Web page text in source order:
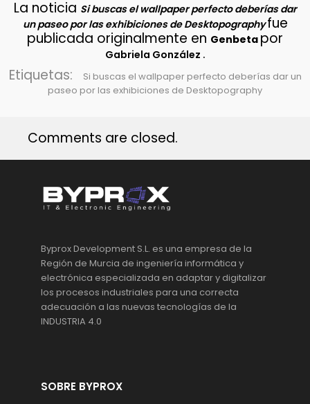
La noticia Si buscas el wallpaper perfecto deberías dar
un paseo por las exhibiciones de Desktopographyfue
publicada originalmente en Genbeta por
Gabriela González .
Etiquetas:
Si buscas el wallpaper perfecto deberías dar un
paseo por las exhibiciones de Desktopography
Comments are closed.
Byprox Development S.L. es una empresa de la
Región de Murcia de ingeniería informática y
electrónica especializada en adaptar y digitalizar
los procesos industriales para una correcta
adecuación a las nuevas tecnologías de la
INDUSTRIA 4.0
SOBRE BYPROX